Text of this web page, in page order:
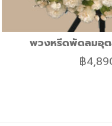
พวงหรีดพัดลมอุต
฿